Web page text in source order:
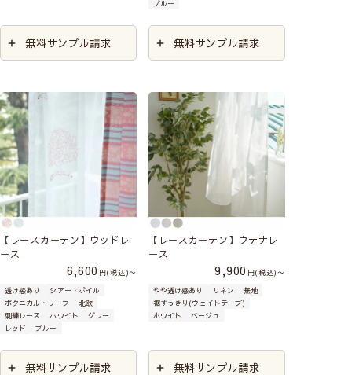
無料サンプル請求
ブルー
無料サンプル請求
【レースカーテン】ウッドレ
ース
6,600 税込 〜
透け感あり
シアー・ボイル
ボタニカル・リーフ
北欧
刺繍レース
ホワイト
グレー
レッド
ブルー
無料サンプル請求
【レースカーテン】ウテナレ
ース
9,900 税込 〜
やや透け感あり
リネン
無地
裾すっきり(ウェイトテープ)
ホワイト
ベージュ
無料サンプル請求